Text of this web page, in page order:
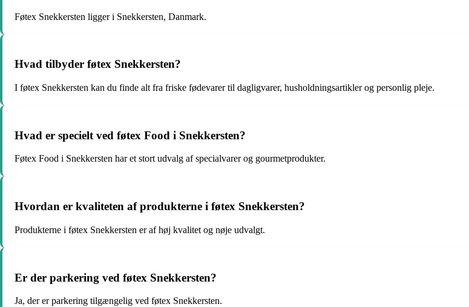
Føtex Snekkersten ligger i Snekkersten, Danmark.
Hvad tilbyder føtex Snekkersten?
I føtex Snekkersten kan du finde alt fra friske fødevarer til dagligvarer, husholdningsartikler og personlig pleje.
Hvad er specielt ved føtex Food i Snekkersten?
Føtex Food i Snekkersten har et stort udvalg af specialvarer og gourmetprodukter.
Hvordan er kvaliteten af produkterne i føtex Snekkersten?
Produkterne i føtex Snekkersten er af høj kvalitet og nøje udvalgt.
Er der parkering ved føtex Snekkersten?
Ja, der er parkering tilgængelig ved føtex Snekkersten.